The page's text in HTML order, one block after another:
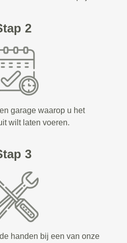
2
garage waarop u het
wilt laten voeren.
3
handen bij een van onze